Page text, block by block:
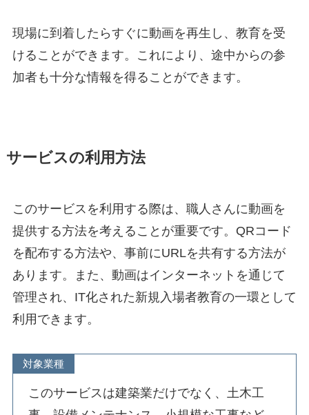
現場に到着したらすぐに動画を再生し、教育を受
けることができます。これにより、途中からの参
加者も十分な情報を得ることができます。
サービスの利用方法
このサービスを利用する際は、職人さんに動画を
提供する方法を考えることが重要です。QRコード
を配布する方法や、事前にURLを共有する方法が
あります。また、動画はインターネットを通じて
管理され、IT化された新規入場者教育の一環として
利用できます。
対象業種
このサービスは建築業だけでなく、土木工